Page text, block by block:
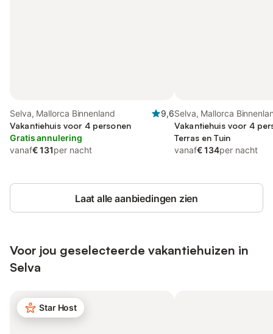
Selva, Mallorca Binnenland
9,6
Vakantiehuis voor 4 personen
Gratis annulering
vanaf€ 131per nacht
Selva, Mallorca
Vakantiehuis voor 4
Terras en Tuin
vanaf€ 134per nacht
Laat alle aanbiedingen zien
Voor jou geselecteerde vakantiehuizen in
Selva
Star Host